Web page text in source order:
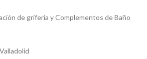
de grifería y Complementos de Baño